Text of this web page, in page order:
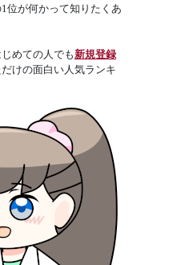
位が何かって知りたくあ
めての人でも新規登録
けの面白い人気ランキ